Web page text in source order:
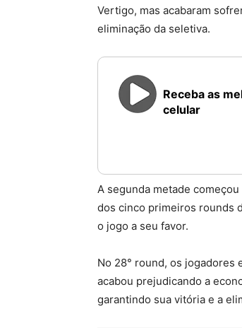
Vertigo, mas acabaram
eliminação da seletiva.
Receba as
celular
A segunda metade
dos cinco primeiros rounds
o jogo a seu favor.
No 28° round, os jogadores
acabou prejudicando a
garantindo sua vitória e a